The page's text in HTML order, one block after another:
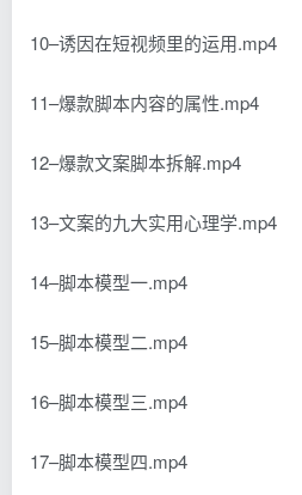
10–诱因在短视频里的运用.mp4
11–爆款脚本内容的属性.mp4
12–爆款文案脚本拆解.mp4
13–文案的九大实用心理学.mp4
14–脚本模型一.mp4
15–脚本模型二.mp4
16–脚本模型三.mp4
17–脚本模型四.mp4